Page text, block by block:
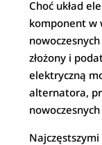
Choć układ
komponent w
złożony i
elektryczną
alternatora,